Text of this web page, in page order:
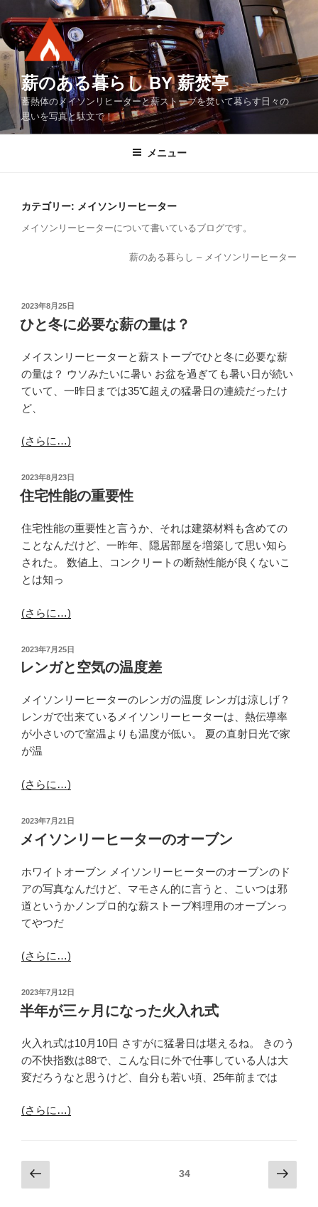
ン
テ
ン
ツ
へ
ス
キ
薪のある暮らし BY 薪焚亭
蓄熱体のメイソンリヒーターと薪ストーブを焚いて暮らす日々の
思いを写真と駄文で！
メニュー
カテゴリー: メイソンリーヒーター
メイソンリーヒーターについて書いているブログです。
薪のある暮らし – メイソンリーヒーター
投
稿
日:
2023年8月25日
ひと冬に必要な薪の量は？
メイスンリーヒーターと薪ストーブでひと冬に必要な薪
の量は？ ウソみたいに暑い お盆を過ぎても暑い日が続い
ていて、一昨日までは35℃超えの猛暑日の連続だったけ
ど、
(さらに…)
投
稿
日:
2023年8月23日
住宅性能の重要性
住宅性能の重要性と言うか、それは建築材料も含めての
ことなんだけど、一昨年、隠居部屋を増築して思い知ら
された。 数値上、コンクリートの断熱性能が良くないこ
とは知っ
(さらに…)
投
稿
日:
2023年7月25日
レンガと空気の温度差
メイソンリーヒーターのレンガの温度 レンガは涼しげ？
レンガで出来ているメイソンリーヒーターは、熱伝導率
が小さいので室温よりも温度が低い。 夏の直射日光で家
が温
(さらに…)
投
日:
2023年7月21日
メイソンリーヒーターのオーブン
ホワイトオーブン メイソンリーヒーターのオーブンのド
アの写真なんだけど、マモさん的に言うと、こいつは邪
道というかノンプロ的な薪ストーブ料理用のオーブンっ
てやつだ
(さらに…)
投
稿
日:
2023年7月12日
半年が三ヶ月になった火入れ式
火入れ式は10月10日 さすがに猛暑日は堪えるね。 きのう
の不快指数は88で、こんな日に外で仕事している人は大
変だろうなと思うけど、自分も若い頃、25年前までは
(さらに…)
投
稿
前
の
固定ページ34
次
の